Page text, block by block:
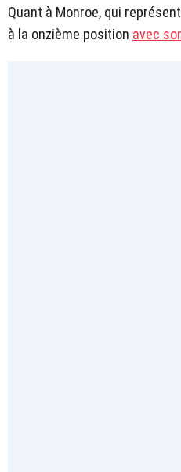
Quant à Monroe, qui
à la onzième position avec